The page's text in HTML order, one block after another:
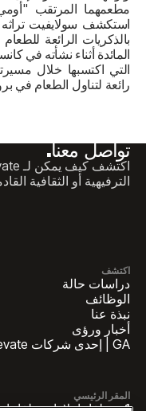
مطعمهما المرتقب
استكشف سولايفيت تراثه
بالذكريات الرائعة
المائدة أثناء نشأته في
التي اكتسبها خلال
رائعة لتناول الطعام في
تواصل معنا.
الترفيهية أو الثقافية
اكتشف
دراسات حالة
الوظائف
نبذة عنا
أخبار ورؤى
GA | إحدى شركات Elevate
المقر الرئيسي